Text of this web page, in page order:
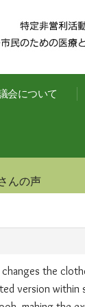
会について
んの声
changes the
version